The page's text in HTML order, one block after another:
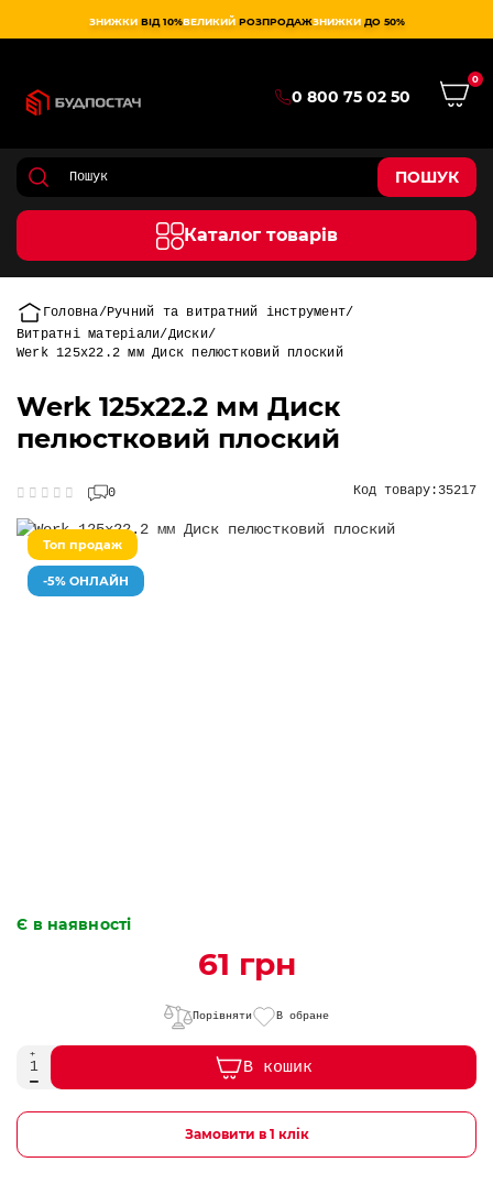
ЗНИЖКИ ВІД 10%ВЕЛИКИЙ РОЗПРОДАЖЗНИЖКИ ДО 50%
0 800 75 02 50
0
ПОШУК
Каталог товарів
Головна Ручний та витратний інструмент
Витратні матеріали Диски
Werk 125х22.2 мм Диск пелюстковий плоский
Werk 125х22.2 мм Диск
пелюстковий плоский
0 Код товару: 35217
Топ продаж
-5% ОНЛАЙН
Є в наявності
61 грн
Порівняти В обране
В кошик
Замовити в 1 клік